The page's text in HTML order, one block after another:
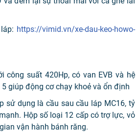
https://vimid.vn/xe-dau-keo-howo-
công suất 420Hp, có van EVB và hệ
giúp động cơ chạy khoẻ và ổn định
sử dụng là cầu sau cầu láp MC16, tỷ
Hộp số loại 12 cấp có trợ lực, vỏ
vận hành bánh răng.